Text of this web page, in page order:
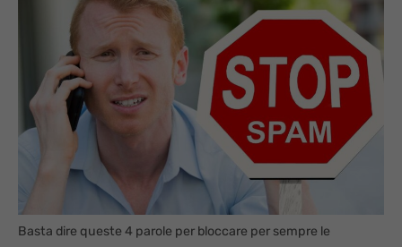
Basta dire queste 4 parole per bloccare per sempre le